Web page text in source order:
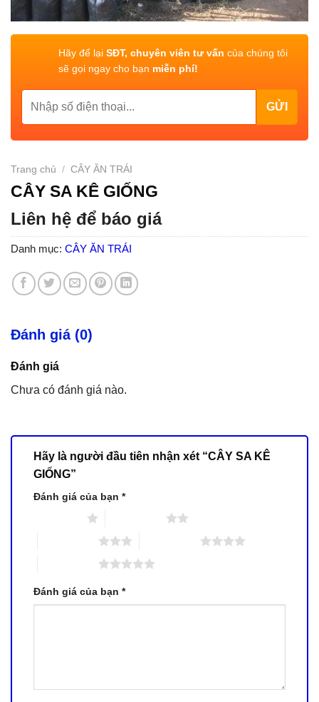
Hãy để lại SĐT, chuyên viên tư vấn của chúng tôi
sẽ gọi ngay cho bạn miễn phí!
Trang chủ / CÂY ĂN TRÁI
CÂY SA KÊ GIỐNG
Liên hệ để báo giá
Danh mục: CÂY ĂN TRÁI
Đánh giá (0)
Đánh giá
Chưa có đánh giá nào.
Hãy là người đầu tiên nhận xét “CÂY SA KÊ
GIỐNG”
Đánh giá của bạn *
Đánh giá của bạn *